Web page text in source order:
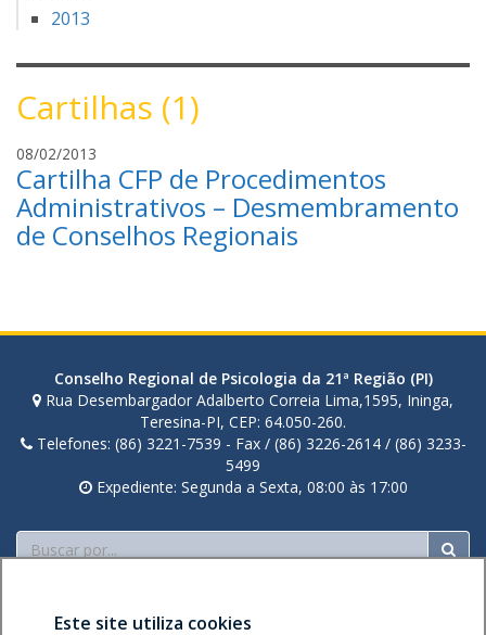
2013
Cartilhas (1)
08/02/2013
u
a
n
a
t
e
z
Cartilha CFP de Procedimentos
Administrativos – Desmembramento
de Conselhos Regionais
Conselho Regional de Psicologia da 21ª Região (PI)
Rua Desembargador Adalberto Correia Lima,1595, Ininga,
Teresina-PI, CEP: 64.050-260.
Telefones: (86) 3221-7539 - Fax / (86) 3226-2614 / (86) 3233-
5499
Expediente: Segunda a Sexta, 08:00 às 17:00
Buscar
Este site utiliza cookies